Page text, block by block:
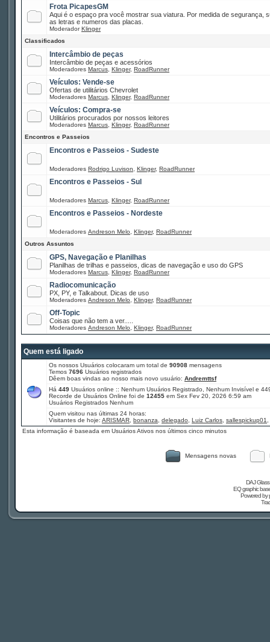
Frota PicapesGM
Aqui é o espaço pra você mostrar sua viatura. Por medida de segurança,
as letras e numeros das placas.
ModeradorKlinger
Classificados
Intercâmbio de peças
Intercâmbio de peças e acessórios
Moderadores Marcus Klinger, RoadRunner
Veículos: Vende-se
Ofertas de utilitários Chevrolet
Moderadores Marcus Klinger, RoadRunner
Veículos: Compra-se
Utilitários procurados por nossos leitores
Moderadores Marcus Klinger, RoadRunner
Encontros e Passeios
Encontros e Passeios - Sudeste
Moderadores Rodrigo Luvison Klinger, RoadRunner
Encontros e Passeios - Sul
Moderadores Marcus Klinger, RoadRunner
Encontros e Passeios - Nordeste
Moderadores Andreson Melo Klinger, RoadRunner
Outros Assuntos
GPS, Navegação e Planilhas
Planilhas de trilhas e passeios, dicas de navegação e uso do GPS
Moderadores Marcus Klinger, RoadRunner
Radiocomunicação
PX, PY, e Talkabout. Dicas de uso
Moderadores Andreson Melo Klinger, RoadRunner
Off-Topic
Coisas que não tem a ver.....
Moderadores Andreson Melo Klinger, RoadRunner
Quem está ligado
Os nossos Usuários colocaram um total de 90908 mensagens
Temos 7696 Usuários registrados
Dêem boas vindas ao nosso mais novo usuário: Andremttsf
Há 449 Usuários online :: Nenhum Usuários Registrado, Nenhum Invisível e
Recorde de Usuários Online foi de 12455 em Sex Fev 20, 2026 6:59 am
Usuários Registrados Nenhum
Quem visitou nas últimas 24 horas:
Visitantes de hoje: ARISMAR bonanza delegado Luiz Carlos sallespickup01
Esta informação é baseada em Usuários Ativos nos últimos cinco minutos
Mensagens novas
DAJ
EQ graphic
Powered by